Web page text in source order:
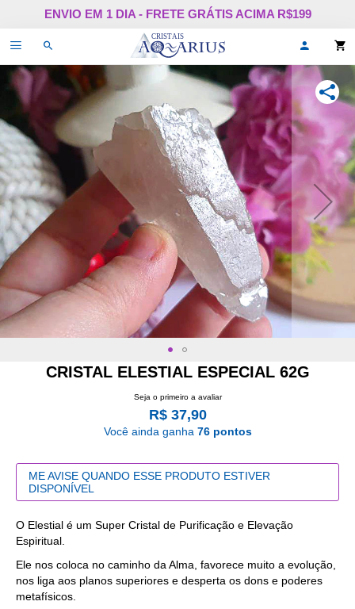
Pular
o
conteúdo
ENVIO EM 1 DIA - FRETE GRÁTIS ACIMA R$199
Alternar
navegação
login
ou
se!
CRISTAL ELESTIAL ESPECIAL 62G
Seja o primeiro a avaliar
R$ 37,90
Você ainda ganha 76 pontos
ME AVISE QUANDO ESSE PRODUTO ESTIVER
DISPONÍVEL
O Elestial é um Super Cristal de Purificação e Elevação
Espiritual.
Ele nos coloca no caminho da Alma, favorece muito a evolução,
nos liga aos planos superiores e desperta os dons e poderes
metafísicos.